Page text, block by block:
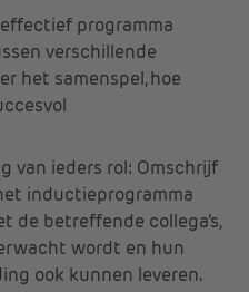
programma
verschillende
het samenspel, hoe
van ieders rol: Omschrijf
inductieprogramma
de betreffende collega’s,
wordt en hun
ook kunnen leveren.